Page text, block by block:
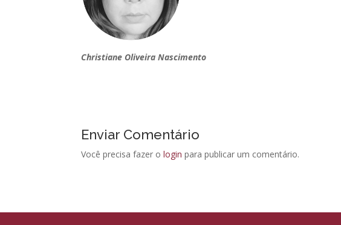
Christiane Oliveira Nascimento
Enviar Comentário
Você precisa fazer ologin para publicar um comentário.